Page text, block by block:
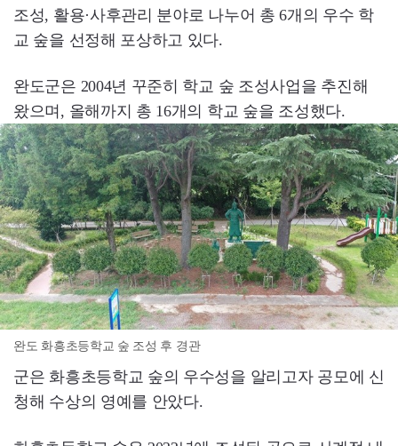
조성, 활용·사후관리 분야로 나누어 총 6개의 우수 학
교 숲을 선정해 포상하고 있다.
완도군은 2004년 꾸준히 학교 숲 조성사업을 추진해
왔으며, 올해까지 총 16개의 학교 숲을 조성했다.
완도 화흥초등학교 숲 조성 후 경관
군은 화흥초등학교 숲의 우수성을 알리고자 공모에 신
청해 수상의 영예를 안았다.